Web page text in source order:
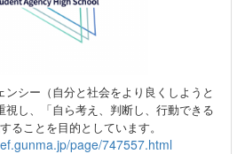
シー（自分と社会をより良くしようと
視し、
「自ら考え、判断し、行動できる
ることを目的としています。
page/747557.html